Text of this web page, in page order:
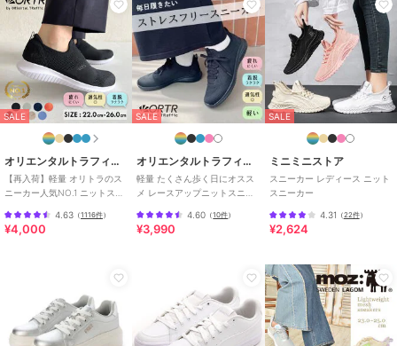
SALE
オリエンタルトラフィック
【再入荷】軽量 オリトラのス
ニーカー人気NO.1 ニットスニ
4.63 （1116件）
¥4,000
SALE
オリエンタルトラフィック
軽量 たくさん歩く日にオスス
メ レースアップニットスニー
4.60 （10件）
¥3,990
SALE
ミニミニストア
スニーカー レディース ニット
スニーカー
4.31 （22件）
¥2,624